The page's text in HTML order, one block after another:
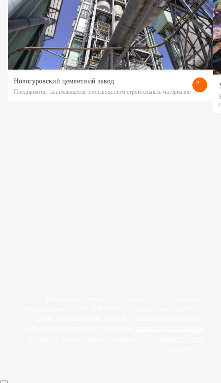
Новогуровский цементный завод
Предприятие, занимающееся производством строительных материалов